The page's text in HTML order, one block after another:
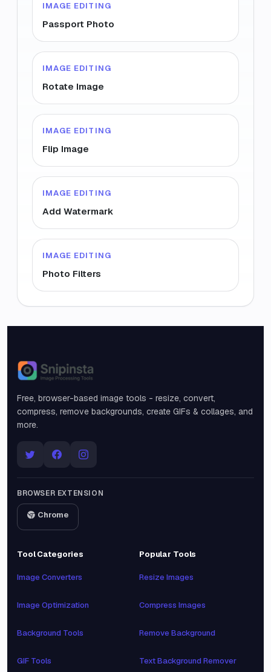
IMAGE EDITING
Passport Photo
IMAGE EDITING
Rotate Image
IMAGE EDITING
Flip Image
IMAGE EDITING
Add Watermark
IMAGE EDITING
Photo Filters
Snipinsta
Free, browser-based image tools - resize, convert,
compress, remove backgrounds, create GIFs & collages, and
more.
BROWSER EXTENSION
Chrome
Tool Categories
Image Converters
Image Optimization
Background Tools
GIF Tools
Popular Tools
Resize Images
Compress Images
Remove Background
Text Background Remover